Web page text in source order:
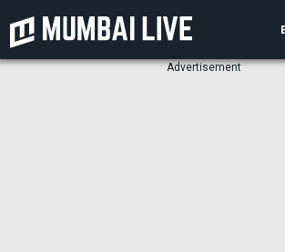
Advertisement